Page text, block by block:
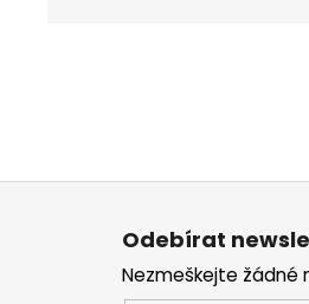
Odebírat
Nezmeškejte žádné